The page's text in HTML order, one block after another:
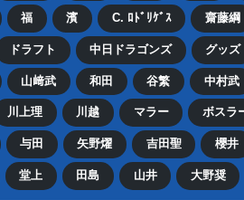
福 濱 C. ﾛﾄﾞﾘｹﾞｽ 齋藤綱
ドラフト 中日ドラゴンズ グッズ
山﨑武 和田 谷繁 中村武
川上理 川越 マラー ボスラ
与田 矢野燿 吉田聖 櫻井
堂上 田島 山井 大野奨